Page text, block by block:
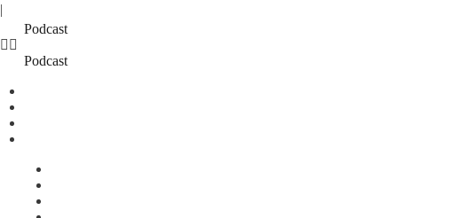
|
Podcast
Podcast